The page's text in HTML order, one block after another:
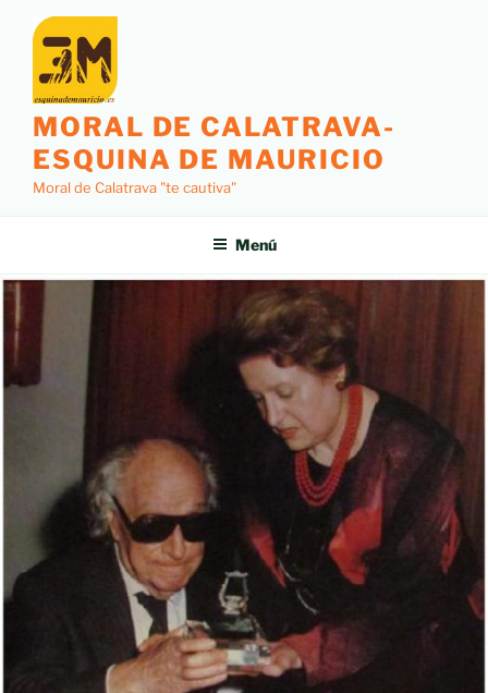
MORAL DE CALATRAVA-
ESQUINA DE MAURICIO
Moral de Calatrava "te cautiva"
Menú